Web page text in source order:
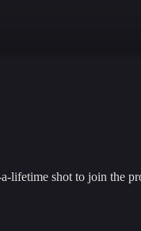
lifetime shot to join the